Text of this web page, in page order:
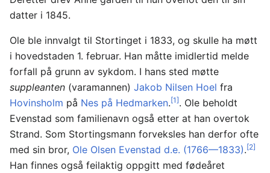
datter i 1845.
Ole ble innvalgt til Stortinget i 1833, og skulle ha møtt
i hovedstaden 1. februar. Han måtte imidlertid melde
forfall på grunn av sykdom. I hans sted møtte
suppleanten (varamannen) Jakob Nilsen Hoel fra
Hovinsholm på Nes på Hedmarken.[1]. Ole beholdt
Evenstad som familienavn også etter at han overtok
Strand. Som Stortingsmann forveksles han derfor ofte
med sin bror, Ole Olsen Evenstad d.e. (1766—1833).[2]
Han finnes også feilaktig oppgitt med fødeåret